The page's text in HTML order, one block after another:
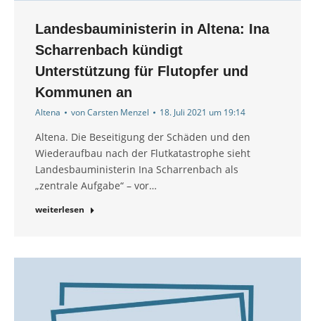
Landesbauministerin in Altena: Ina
Scharrenbach kündigt
Unterstützung für Flutopfer und
Kommunen an
Altena vonCarsten Menzel 18. Juli 2021 um 19:14
Altena. Die Beseitigung der Schäden und den
Wiederaufbau nach der Flutkatastrophe sieht
Landesbauministerin Ina Scharrenbach als
„zentrale Aufgabe“ – vor…
weiterlesen